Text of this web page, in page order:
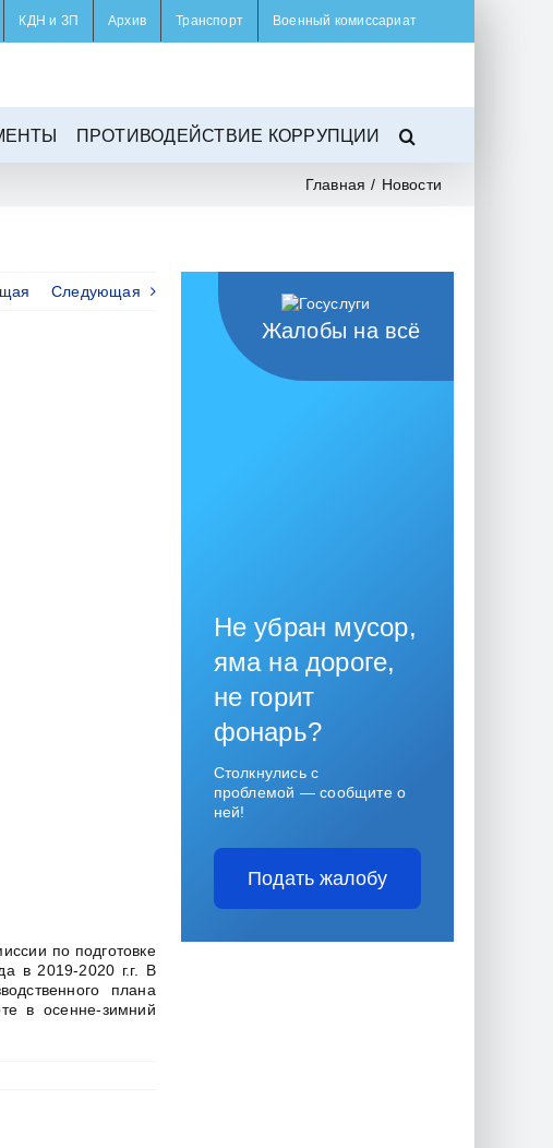
КДН и ЗП Архив Транспорт Военный комиссариат
ПРОТИВОДЕЙСТВИЕ КОРРУПЦИИ
Главная / Новости
Следующая
по подготовке
в 2019-2020 г.г. В
плана
в осенне-зимний
Жалобы на всё
Не убран мусор,
яма на дороге,
не горит
фонарь?
Столкнулись с
проблемой — сообщите о
ней!
Подать жалобу